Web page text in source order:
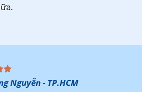
Nguyễn - TP.HCM